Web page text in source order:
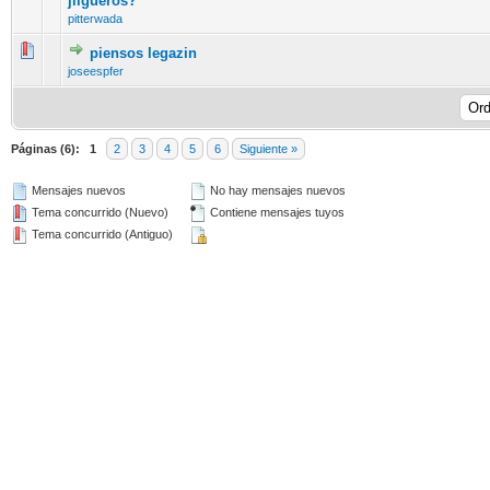
pitterwada
piensos legazin
joseespfer
10 voto(s) - Media 2.6 de 5
Páginas (6): 1 2 3 4 5 6 Siguiente »
Mensajes nuevos
Tema concurrido (Nuevo)
Tema concurrido (Antiguo)
No hay mensajes nuevos
Contiene mensajes tuyos